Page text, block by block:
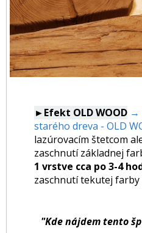
►Efekt OLD WOOD →
starého dreva - OLD
lazúrovacím štetcom
zaschnutí základnej
1 vrstve cca po 3-4
zaschnutí tekutej
"Kde nájdem tento